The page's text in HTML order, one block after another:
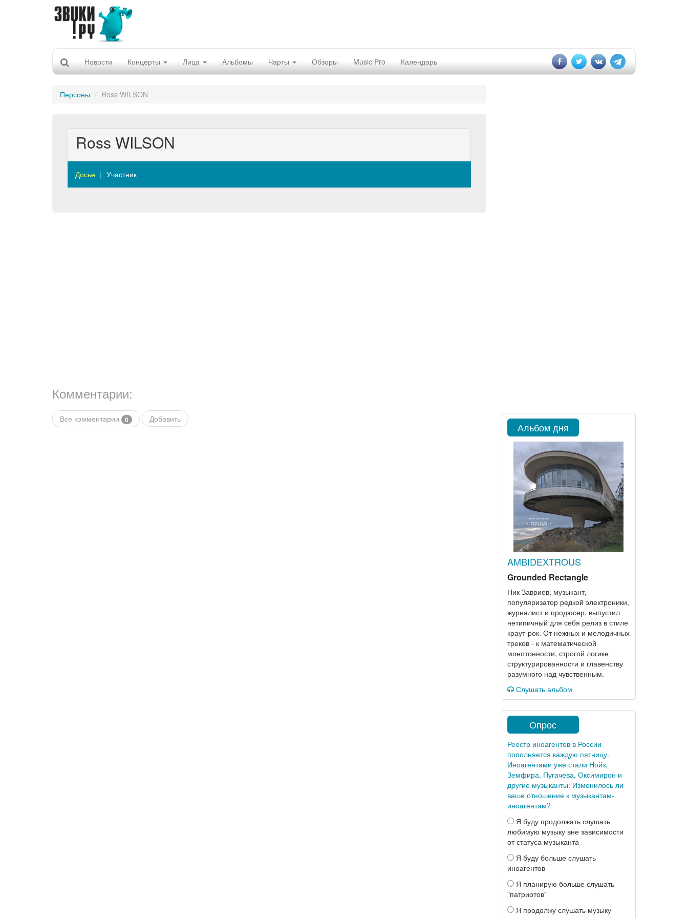
Новости Концерты Лица Альбомы Чарты Обзоры Music Pro Календарь
Персоны Ross WILSON
Ross WILSON
Досье Участник
Комментарии:
Все комментарии 0 Добавить
Альбом дня
AMBIDEXTROUS
Grounded Rectangle
Ник Завриев, музыкант,
популяризатор редкой электроники,
журналист и продюсер, выпустил
нетипичный для себя релиз в стиле
краут-рок. От нежных и мелодичных
треков - к математической
монотонности, строгой логике
структурированности и главенству
разумного над чувственным.
Слушать альбом
Опрос
Реестр иноагентов в России
пополняется каждую пятницу.
Иноагентами уже стали Нойз,
Земфира, Пугачева, Оксимирон и
другие музыканты. Изменилось ли
ваше отношение к музыкантам-
иноагентам?
Я буду продолжать слушать
любимую музыку вне зависимости
от статуса музыканта
Я буду больше слушать
иноагентов
Я планирую больше слушать
"патриотов"
Я продолжу слушать музыку